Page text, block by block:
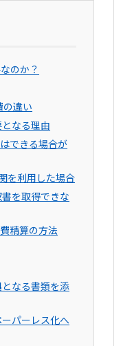
のか？
の違い
なる理由
できる場合が
を利用した場合
を取得できな
精算の方法
なる書類を添
パーレス化へ